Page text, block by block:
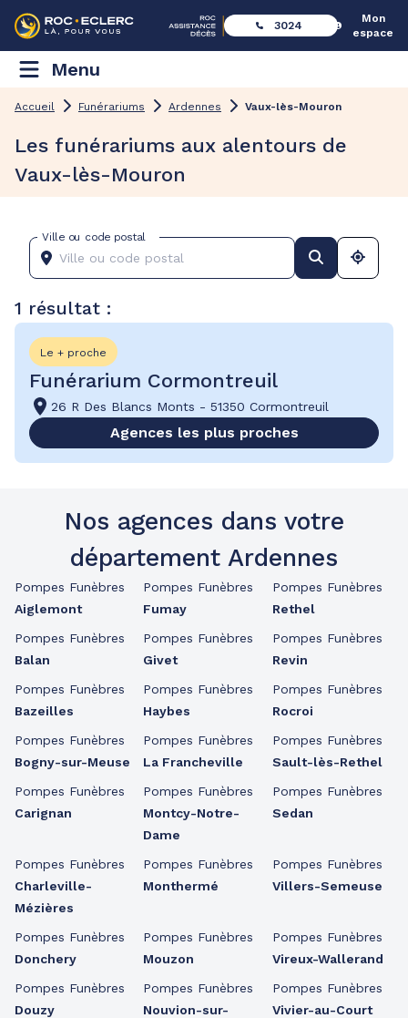
3024
Mon
espace
Menu
Accueil Funérariums Ardennes Vaux-lès-Mouron
Les funérariums aux alentours de
Vaux-lès-Mouron
Ville ou code postal
1 résultat :
Le + proche
Funérarium Cormontreuil
26 R Des Blancs Monts - 51350 Cormontreuil
Agences les plus proches
Nos agences dans votre
département Ardennes
Pompes Funèbres
Aiglemont
Pompes Funèbres
Balan
Pompes Funèbres
Bazeilles
Pompes Funèbres
Bogny-sur-Meuse
Pompes Funèbres
Carignan
Pompes Funèbres
Charleville-
Mézières
Pompes Funèbres
Donchery
Pompes Funèbres
Douzy
Pompes Funèbres
Fumay
Pompes Funèbres
Givet
Pompes Funèbres
Haybes
Pompes Funèbres
La Francheville
Pompes Funèbres
Montcy-Notre-
Dame
Pompes Funèbres
Monthermé
Pompes Funèbres
Mouzon
Pompes Funèbres
Nouvion-sur-
Pompes Funèbres
Rethel
Pompes Funèbres
Revin
Pompes Funèbres
Rocroi
Pompes Funèbres
Sault-lès-Rethel
Pompes Funèbres
Sedan
Pompes Funèbres
Villers-Semeuse
Pompes Funèbres
Vireux-Wallerand
Pompes Funèbres
Vivier-au-Court